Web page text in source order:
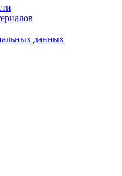
данных